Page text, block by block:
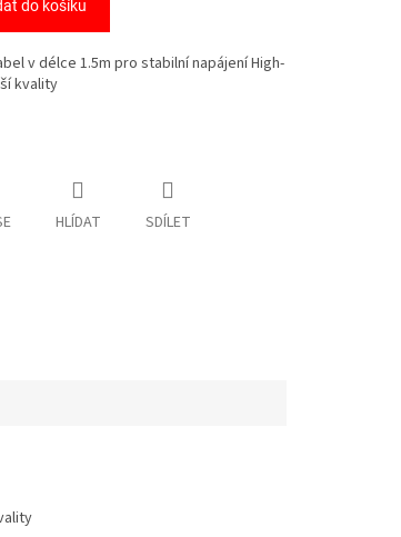
do košíku
v délce 1.5m pro stabilní napájení High-
kvality
HLÍDAT SDÍLET